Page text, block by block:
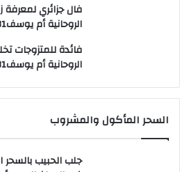
فال جزائري
الروحانية أم يوسف0096171137681
فائدة للمتزوجات
الروحانية أم يوسف0096171137681
السحر المأكول والمشروب
جلب الحبيب